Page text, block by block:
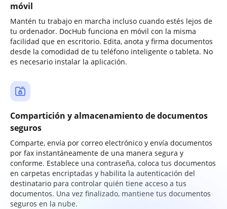
móvil
Mantén tu trabajo en marcha incluso cuando estés lejos de
tu ordenador. DocHub funciona en móvil con la misma
facilidad que en escritorio. Edita, anota y firma documentos
desde la comodidad de tu teléfono inteligente o tableta. No
es necesario instalar la aplicación.
Compartición y almacenamiento de documentos
seguros
Comparte, envía por correo electrónico y envía documentos
por fax instantáneamente de una manera segura y
conforme. Establece una contraseña, coloca tus documentos
en carpetas encriptadas y habilita la autenticación del
destinatario para controlar quién tiene acceso a tus
documentos. Una vez finalizado, mantiene tus documentos
seguros en la nube.